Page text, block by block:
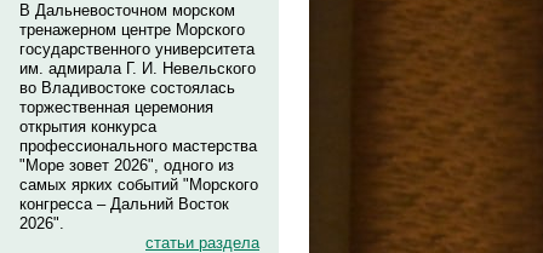
В Дальневосточном морском
тренажерном центре Морского
государственного университета
им. адмирала Г. И. Невельского
во Владивостоке состоялась
торжественная церемония
открытия конкурса
профессионального мастерства
"Море зовет 2026", одного из
самых ярких событий "Морского
конгресса – Дальний Восток
2026".
статьи раздела